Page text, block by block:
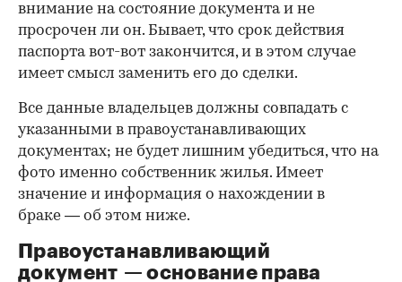
внимание на состояние документа и не
просрочен ли он. Бывает, что срок действия
паспорта вот-вот закончится, и в этом случае
имеет смысл заменить его до сделки.
Все данные владельцев должны совпадать с
указанными в правоустанавливающих
документах; не будет лишним убедиться, что на
фото именно собственник жилья. Имеет
значение и информация о нахождении в
браке — об этом ниже.
Правоустанавливающий
документ — основание права